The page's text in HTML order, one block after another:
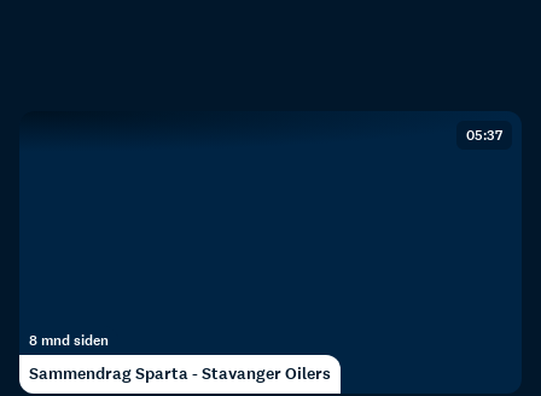
05:37
8 mnd siden
Sammendrag Sparta - Stavanger Oilers